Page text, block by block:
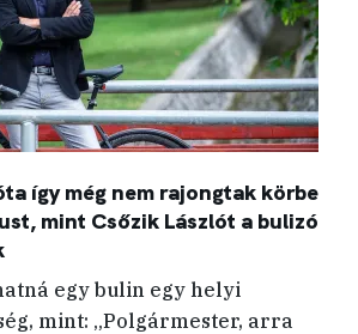
így még nem rajongtak körbe
mint Csőzik Lászlót a bulizó
egy bulin egy helyi
mint: „Polgármester, arra